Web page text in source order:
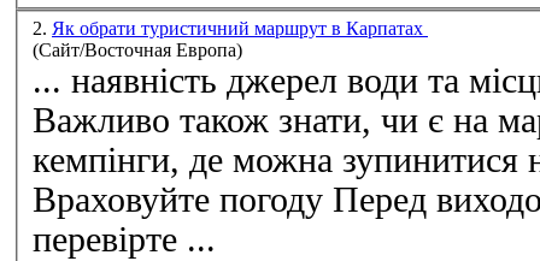
2. Як обрати туристичний маршрут в Карпатах
(Сайт/Восточная Европа)
... наявність джерел води та
Важливо також знати, чи є на
кемпінги, де можна зупинитися
Враховуйте погоду Перед виходом у гори обов’язково
перевірте ...